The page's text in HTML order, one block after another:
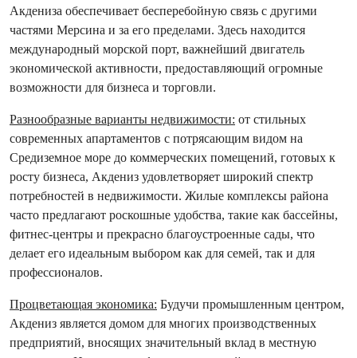
Акдениза обеспечивает бесперебойную связь с другими
частями Мерсина и за его пределами. Здесь находится
международный морской порт, важнейший двигатель
экономической активности, предоставляющий огромные
возможности для бизнеса и торговли.
Разнообразные варианты недвижимости: от стильных
современных апартаментов с потрясающим видом на
Средиземное море до коммерческих помещений, готовых к
росту бизнеса, Акдениз удовлетворяет широкий спектр
потребностей в недвижимости. Жилые комплексы района
часто предлагают роскошные удобства, такие как бассейны,
фитнес-центры и прекрасно благоустроенные сады, что
делает его идеальным выбором как для семей, так и для
профессионалов.
Процветающая экономика: Будучи промышленным центром,
Акдениз является домом для многих производственных
предприятий, вносящих значительный вклад в местную